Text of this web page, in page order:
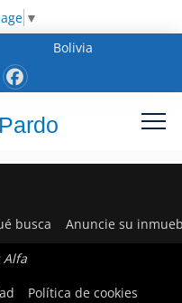
▼
Bolivia
busca Anuncie su
Política de cookies